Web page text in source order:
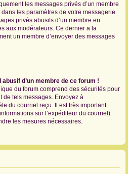
les messages privés d’un membre
les paramètres de votre messagerie
privés abusifs d’un membre en
aux modérateurs. Ce dernier a la
un membre d’envoyer des messages
d’un membre de ce forum !
du forum comprend des sécurités pour
de tels messages. Envoyez à
du courriel reçu. Il est très important
sur l’expéditeur du courriel).
les mesures nécessaires.